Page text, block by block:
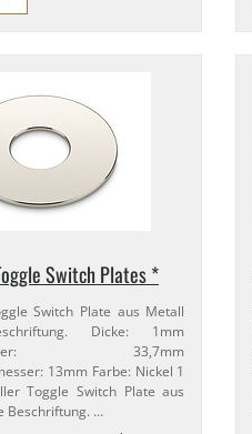
Switch Plates *
Switch Plate aus Metall
Dicke: 1mm
33,​7mm
13mm Farbe: Nickel 1
Toggle Switch Plate aus
Beschriftung. …